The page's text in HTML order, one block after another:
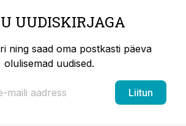
UUDISKIRJAGA
ning saad oma postkasti päeva
olulisemad uudised.
Liitun